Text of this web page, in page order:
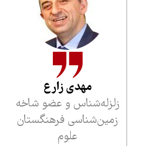
مهدی زارع
زلزله‌شناس و عضو شاخه
زمین‌شناسی فرهنگستان
علوم